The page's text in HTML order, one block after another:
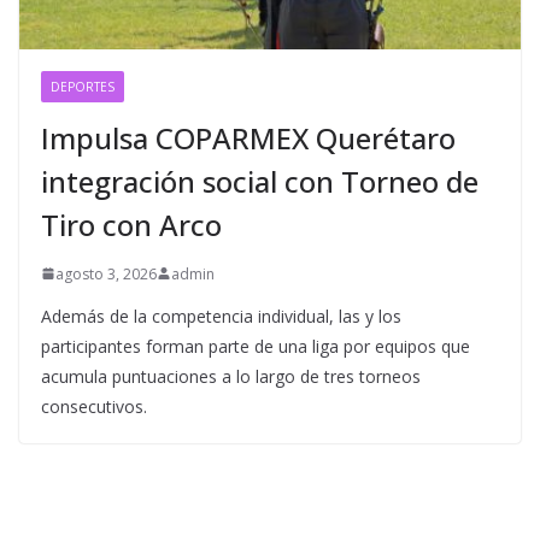
DEPORTES
Impulsa COPARMEX Querétaro
integración social con Torneo de
Tiro con Arco
agosto 3, 2026 admin
Además de la competencia individual, las y los
participantes forman parte de una liga por equipos que
acumula puntuaciones a lo largo de tres torneos
consecutivos.